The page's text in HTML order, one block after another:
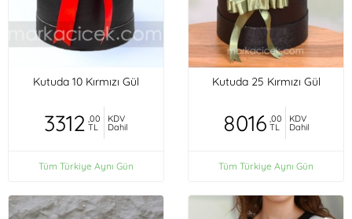
Kutuda 10 Kırmızı Gül
3312 ,00
TL
KDV
Dahil
Tüm Türkiye Aynı Gün
Kutuda 25 Kırmızı Gül
8016 ,00
TL
KDV
Dahil
Tüm Türkiye Aynı Gün